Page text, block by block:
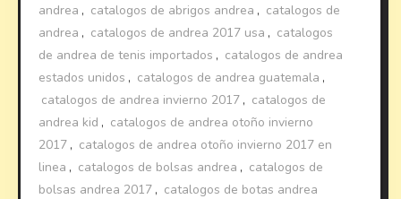
andrea , catalogos de abrigos andrea , catalogos de
andrea , catalogos de andrea 2017 usa , catalogos
de andrea de tenis importados , catalogos de andrea
estados unidos , catalogos de andrea guatemala ,
catalogos de andrea invierno 2017 , catalogos de
andrea kid , catalogos de andrea otoño invierno
2017 , catalogos de andrea otoño invierno 2017 en
linea , catalogos de bolsas andrea , catalogos de
bolsas andrea 2017 , catalogos de botas andrea